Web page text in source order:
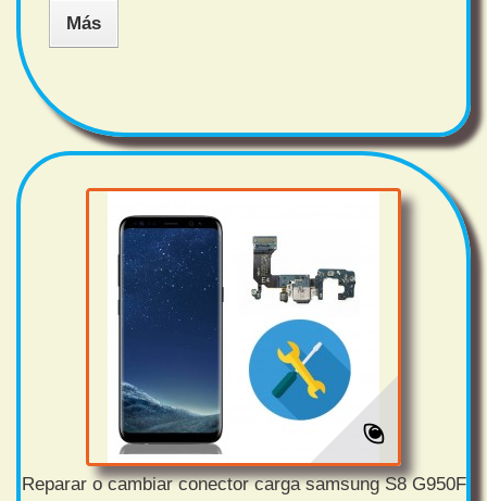
Más
Reparar o cambiar conector carga samsung S8 G950F